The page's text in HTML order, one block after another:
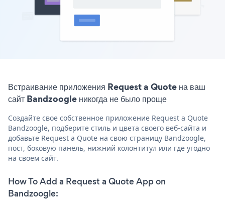
Встраивание приложения Request a Quote на ваш
сайт Bandzoogle никогда не было проще
Создайте свое собственное приложение Request a Quote
Bandzoogle, подберите стиль и цвета своего веб-сайта и
добавьте Request a Quote на свою страницу Bandzoogle,
пост, боковую панель, нижний колонтитул или где угодно
на своем сайт.
How To Add a Request a Quote App on
Bandzoogle: